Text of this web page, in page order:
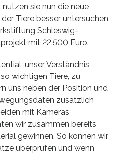
sie nun die neue
Tiere besser untersuchen
Schleswig-
mit 22.500 Euro.
unser Verständnis
wichtigen Tiere, zu
uns neben der Position und
zusätzlich
mit Kameras
wir zusammen bereits
gewinnen. So können wir
überprüfen und wenn